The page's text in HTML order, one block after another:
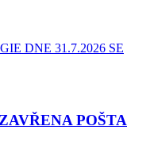
DNE 31.7.2026 SE
POŠTA